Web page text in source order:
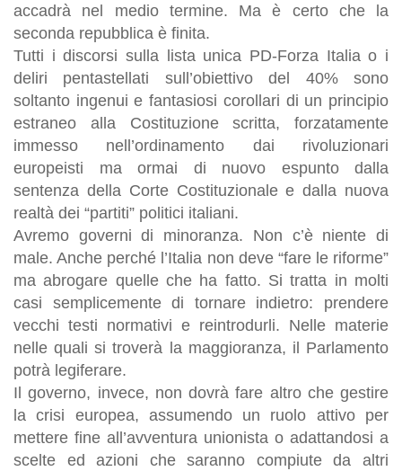
accadrà nel medio termine. Ma è certo che la
seconda repubblica è finita.
Tutti i discorsi sulla lista unica PD-Forza Italia o i
deliri pentastellati sull’obiettivo del 40% sono
soltanto ingenui e fantasiosi corollari di un principio
estraneo alla Costituzione scritta, forzatamente
immesso nell’ordinamento dai rivoluzionari
europeisti ma ormai di nuovo espunto dalla
sentenza della Corte Costituzionale e dalla nuova
realtà dei “partiti” politici italiani.
Avremo governi di minoranza. Non c’è niente di
male. Anche perché l’Italia non deve “fare le riforme”
ma abrogare quelle che ha fatto. Si tratta in molti
casi semplicemente di tornare indietro: prendere
vecchi testi normativi e reintrodurli. Nelle materie
nelle quali si troverà la maggioranza, il Parlamento
potrà legiferare.
Il governo, invece, non dovrà fare altro che gestire
la crisi europea, assumendo un ruolo attivo per
mettere fine all’avventura unionista o adattandosi a
scelte ed azioni che saranno compiute da altri